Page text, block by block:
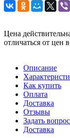
Цена
отличаться от цен
Описание
Как купить
Оплата
Доставка
Отзывы
Задать вопрос
Доставка